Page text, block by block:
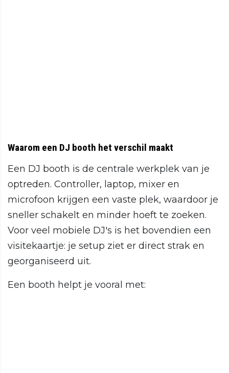
Waarom een DJ booth het verschil maakt
Een DJ booth is de centrale werkplek van je
optreden. Controller, laptop, mixer en
microfoon krijgen een vaste plek, waardoor je
sneller schakelt en minder hoeft te zoeken.
Voor veel mobiele DJ's is het bovendien een
visitekaartje: je setup ziet er direct strak en
georganiseerd uit.
Een booth helpt je vooral met: